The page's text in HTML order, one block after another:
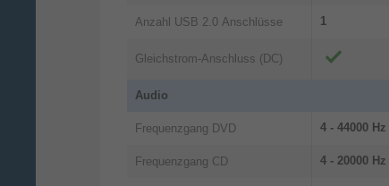
Anzahl USB 2.0 Anschlüsse 1
Gleichstrom-Anschluss (DC)
Audio
Frequenzgang DVD 4 - 44000 Hz
Frequenzgang CD 4 - 20000 Hz